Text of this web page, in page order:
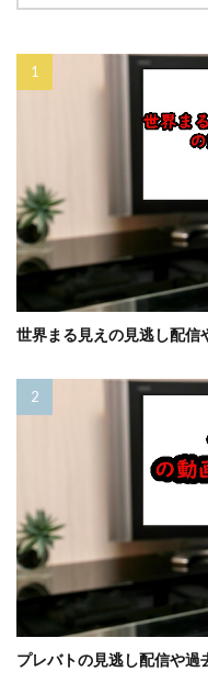
世界まる見えの見逃し配信
プレバトの見逃し配信や過